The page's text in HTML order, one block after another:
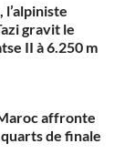
l’alpiniste
gravit le
II à 6.250 m
affronte
de finale